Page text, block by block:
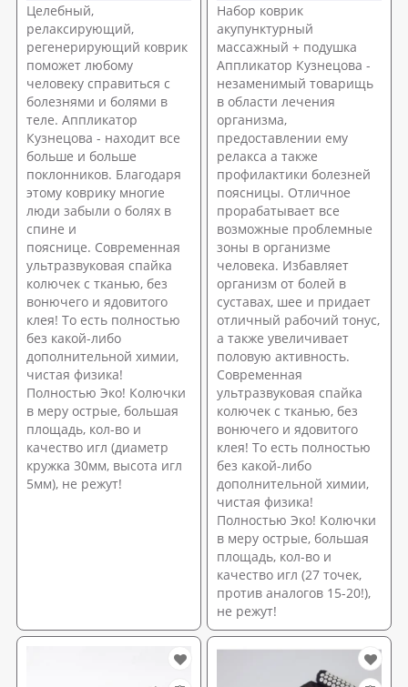
Целебный,
релаксирующий,
регенерирующий коврик
поможет любому
человеку справиться с
болезнями и болями в
теле. Аппликатор
Кузнецова - находит все
больше и больше
поклонников. Благодаря
этому коврику многие
люди забыли о болях в
спине и
пояснице. Современная
ультразвуковая спайка
колючек с тканью, без
вонючего и ядовитого
клея! То есть полностью
без какой-либо
дополнительной химии,
чистая физика!
Полностью Эко! Колючки
в меру острые, большая
площадь, кол-во и
качество игл (диаметр
кружка 30мм, высота игл
5мм), не режут!
Набор коврик
акупунктурный
массажный + подушка
Аппликатор Кузнецова -
незаменимый товарищь
в области лечения
организма,
предоставлении ему
релакса а также
профилактики болезней
поясницы. Отличное
прорабатывает все
возможные проблемные
зоны в организме
человека. Избавляет
организм от болей в
суставах, шее и придает
отличный рабочий тонус,
а также увеличивает
половую активность.
Современная
ультразвуковая спайка
колючек с тканью, без
вонючего и ядовитого
клея! То есть полностью
без какой-либо
дополнительной химии,
чистая физика!
Полностью Эко! Колючки
в меру острые, большая
площадь, кол-во и
качество игл (27 точек,
против аналогов 15-20!),
не режут!